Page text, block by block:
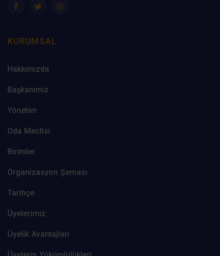
KURUMSAL
Hakkımızda
Başkanımız
Yönetim
Oda Meclisi
Birimler
Organizasyon Şeması
Tarihçe
Üyelerimiz
Üyelik Avantajları